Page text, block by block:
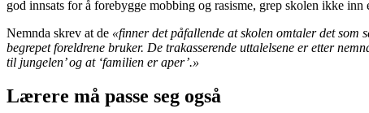
god innsats for å forebygge mobbing og rasisme, grep skolen ikke
Nemnda skrev at de «finner det påfallende at skolen omtaler det som
begrepet foreldrene bruker. De trakasserende uttalelsene er etter
til jungelen’ og at ‘familien er aper’.»
Lærere må passe seg også